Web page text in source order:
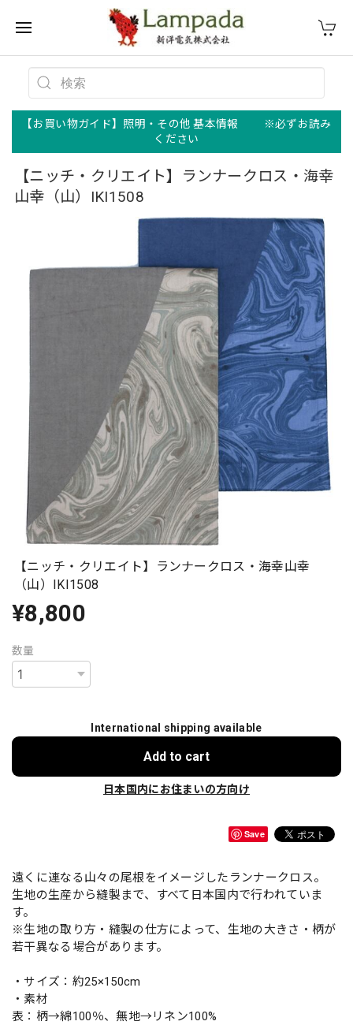
【お買い物ガイド】照明・その他 基本情報 ※必ずお読み
ください
【ニッチ・クリエイト】ランナークロス・海幸
山幸（山）IKI1508
【ニッチ・クリエイト】ランナークロス・海幸山幸
（山）IKI1508
¥8,800
数量
International shipping available
Add to cart
日本国内にお住まいの方向け
Save
遠くに連なる山々の尾根をイメージしたランナークロス。
生地の生産から縫製まで、すべて日本国内で行われていま
す。
※生地の取り方・縫製の仕方によって、生地の大きさ・柄が
若干異なる場合があります。
・サイズ：約25×150cm
・素材
表：柄→綿100％、無地→リネン100%